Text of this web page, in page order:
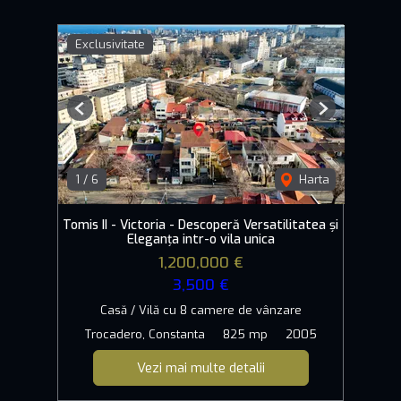
Exclusivitate
1 / 6 Harta
Previous Next
Tomis II - Victoria - Descoperă Versatilitatea și
Eleganța intr-o vila unica
1,200,000 €
3,500 €
Casă / Vilă cu 8 camere de vânzare
Trocadero, Constanta
825 mp 2005
Vezi mai multe detalii